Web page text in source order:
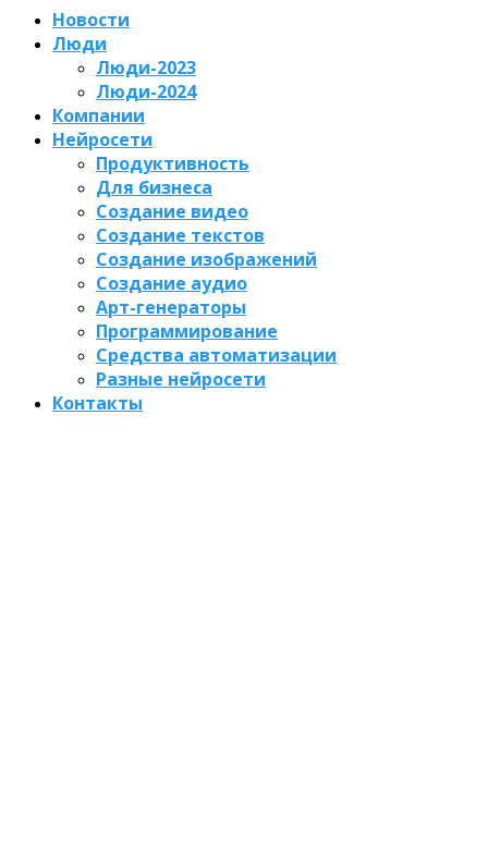
Новости
Люди
Люди-2023
Люди-2024
Компании
Нейросети
Продуктивность
Для бизнеса
Создание видео
Создание текстов
Создание изображений
Создание аудио
Арт-генераторы
Программирование
Средства автоматизации
Разные нейросети
Контакты